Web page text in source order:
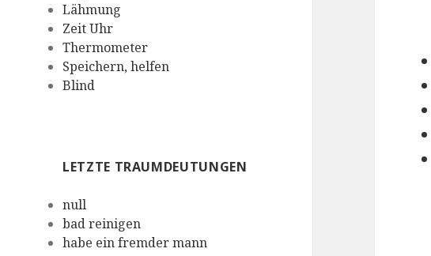
Lähmung
Zeit Uhr
Thermometer
Speichern, helfen
Blind
LETZTE TRAUMDEUTUNGEN
null
bad reinigen
habe ein fremder mann